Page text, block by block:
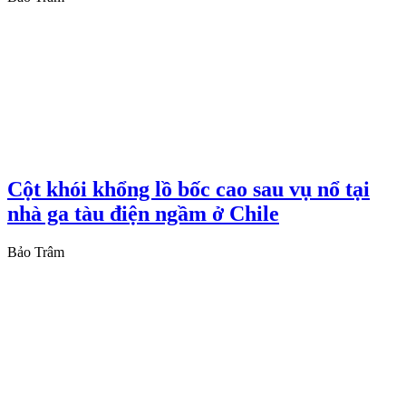
Cột khói khổng lồ bốc cao sau vụ nổ tại
nhà ga tàu điện ngầm ở Chile
Bảo Trâm